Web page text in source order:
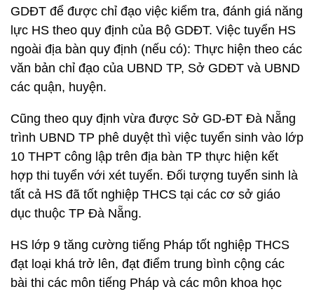
GDĐT để được chỉ đạo việc kiểm tra, đánh giá năng
lực HS theo quy định của Bộ GDĐT. Việc tuyển HS
ngoài địa bàn quy định (nếu có): Thực hiện theo các
văn bản chỉ đạo của UBND TP, Sở GDĐT và UBND
các quận, huyện.
Cũng theo quy định vừa được Sở GD-ĐT Đà Nẵng
trình UBND TP phê duyệt thì việc tuyển sinh vào lớp
10 THPT công lập trên địa bàn TP thực hiện kết
hợp thi tuyển với xét tuyển. Đối tượng tuyển sinh là
tất cả HS đã tốt nghiệp THCS tại các cơ sở giáo
dục thuộc TP Đà Nẵng.
HS lớp 9 tăng cường tiếng Pháp tốt nghiệp THCS
đạt loại khá trở lên, đạt điểm trung bình cộng các
bài thi các môn tiếng Pháp và các môn khoa học